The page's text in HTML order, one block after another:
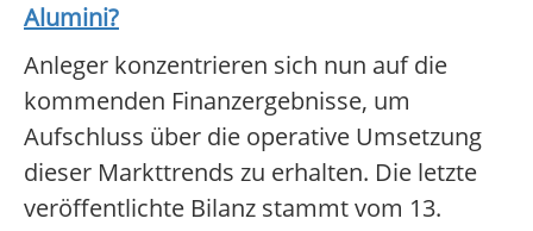
Alumini?
Anleger konzentrieren sich nun auf die
kommenden Finanzergebnisse, um
Aufschluss über die operative Umsetzung
dieser Markttrends zu erhalten. Die letzte
veröffentlichte Bilanz stammt vom 13.